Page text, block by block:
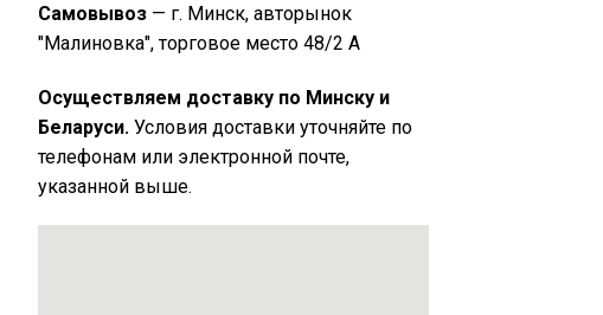
Самовывоз— г. Минск, авторынок
"Малиновка", торговое место 48/2 А
Осуществляем доставку по Минску и
Беларуси. Условия доставки уточняйте по
телефонам или электронной почте,
указанной выше.